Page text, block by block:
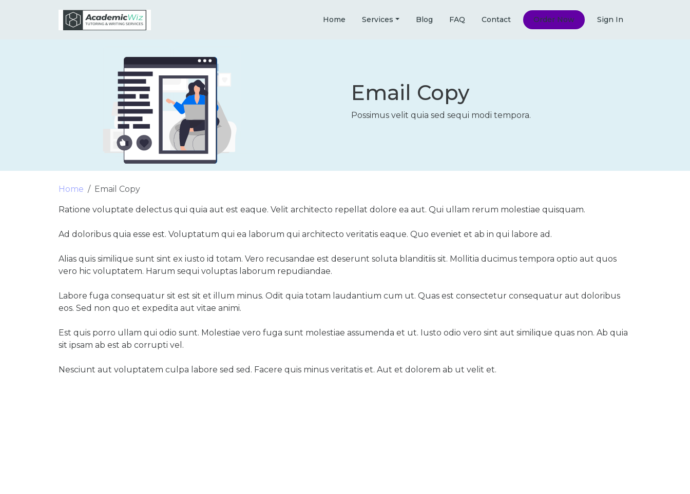
Home Services Blog FAQ Contact Order Now Sign In
Email Copy
Possimus velit quia sed sequi modi tempora.
Home Email Copy
Ratione voluptate delectus qui quia aut est eaque. Velit architecto repellat dolore ea aut. Qui ullam rerum molestiae quisquam.
Ad doloribus quia esse est. Voluptatum qui ea laborum qui architecto veritatis eaque. Quo eveniet et ab in qui labore ad.
Alias quis similique sunt sint ex iusto id totam. Vero recusandae est deserunt soluta blanditiis sit. Mollitia ducimus tempora optio aut quos
vero hic voluptatem. Harum sequi voluptas laborum repudiandae.
Labore fuga consequatur sit est sit et illum minus. Odit quia totam laudantium cum ut. Quas est consectetur consequatur aut doloribus
eos. Sed non quo et expedita aut vitae animi.
Est quis porro ullam qui odio sunt. Molestiae vero fuga sunt molestiae assumenda et ut. Iusto odio vero sint aut similique quas non. Ab quia
sit ipsam ab est ab corrupti vel.
Nesciunt aut voluptatem culpa labore sed sed. Facere quis minus veritatis et. Aut et dolorem ab ut velit et.